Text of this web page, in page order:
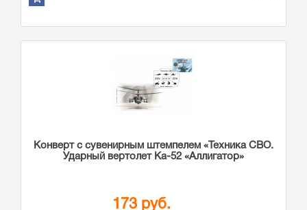
Конверт с сувенирным штемпелем «Техника СВО.
Ударный вертолет Ка-52 «Аллигатор»
173 руб.